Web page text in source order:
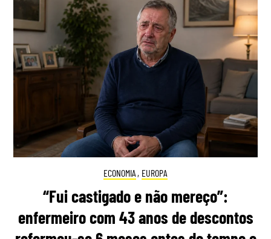
ECONOMIA , EUROPA
“Fui castigado e não mereço”:
enfermeiro com 43 anos de descontos